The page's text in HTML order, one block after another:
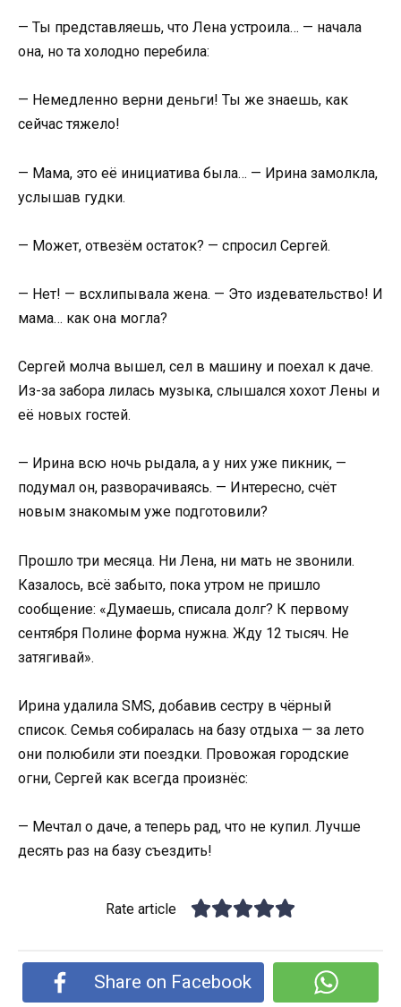
— Ты представляешь, что Лена устроила… — начала
она, но та холодно перебила:
— Немедленно верни деньги! Ты же знаешь, как
сейчас тяжело!
— Мама, это её инициатива была… — Ирина замолкла,
услышав гудки.
— Может, отвезём остаток? — спросил Сергей.
— Нет! — всхлипывала жена. — Это издевательство! И
мама… как она могла?
Сергей молча вышел, сел в машину и поехал к даче.
Из-за забора лилась музыка, слышался хохот Лены и
её новых гостей.
— Ирина всю ночь рыдала, а у них уже пикник, —
подумал он, разворачиваясь. — Интересно, счёт
новым знакомым уже подготовили?
Прошло три месяца. Ни Лена, ни мать не звонили.
Казалось, всё забыто, пока утром не пришло
сообщение: «Думаешь, списала долг? К первому
сентября Полине форма нужна. Жду 12 тысяч. Не
затягивай».
Ирина удалила SMS, добавив сестру в чёрный
список. Семья собиралась на базу отдыха — за лето
они полюбили эти поездки. Провожая городские
огни, Сергей как всегда произнёс:
— Мечтал о даче, а теперь рад, что не купил. Лучше
десять раз на базу съездить!
Rate article
Share on Facebook